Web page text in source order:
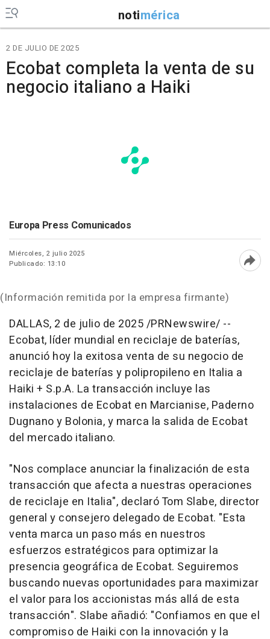
notimérica
2 DE JULIO DE 2025
Ecobat completa la venta de su
negocio italiano a Haiki
Europa Press Comunicados
Miércoles, 2 julio 2025
Publicado: 13:10
(Información remitida por la empresa firmante)
DALLAS, 2 de julio de 2025/PRNewswire/ --
Ecobat, líder mundial en reciclaje de baterías,
anunció hoy la exitosa venta de su negocio de
reciclaje de baterías y polipropileno en Italia a
Haiki + S.p.A. La transacción incluye las
instalaciones de Ecobat en Marcianise, Paderno
Dugnano y Bolonia, y marca la salida de Ecobat
del mercado italiano.
"Nos complace anunciar la finalización de esta
transacción que afecta a nuestras operaciones
de reciclaje en Italia", declaróTom Slabe, director
general y consejero delegado de Ecobat. "Esta
venta marca un paso más en nuestros
esfuerzos estratégicos para optimizar la
presencia geográfica de Ecobat. Seguiremos
buscando nuevas oportunidades para maximizar
el valor para los accionistas más allá de esta
transacción". Slabe añadió: "Confiamos en que el
compromiso de Haiki con la innovación y la